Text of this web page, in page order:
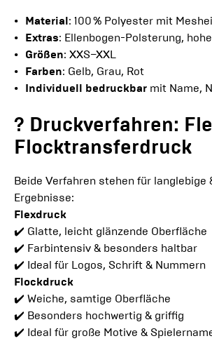
Material: 100 % Polyester mit
Extras: Ellenbogen-Polsterung,
Größen: XXS–XXL
Farben: Gelb, Grau, Rot
Individuell bedruckbar mit Name,
? Druckverfahren:
Flocktransferdruck
Beide Verfahren stehen für langlebige
Ergebnisse:
Flexdruck
✔️ Glatte, leicht glänzende Oberfläche
✔️ Farbintensiv & besonders haltbar
✔️ Ideal für Logos, Schrift & Nummern
Flockdruck
✔️ Weiche, samtige Oberfläche
✔️ Besonders hochwertig & griffig
✔️ Ideal für große Motive &